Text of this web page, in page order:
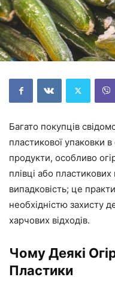
Багато покупців
пластикової упаковки
продукти, особливо
плівці або
випадковість; це
необхідністю захисту
харчових відходів.
Чому Деякі
Пластики